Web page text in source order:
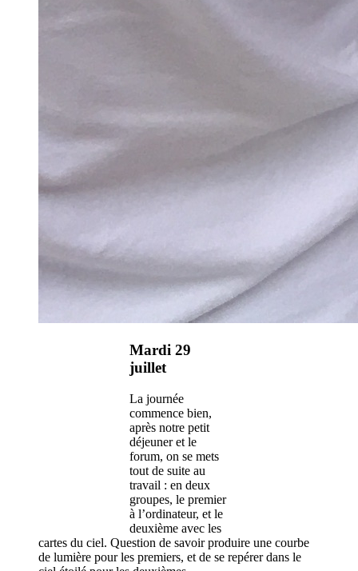
Mardi 29
juillet
La journée
commence bien,
après notre petit
déjeuner et le
forum, on se mets
tout de suite au
travail : en deux
groupes, le premier
à l’ordinateur, et le
deuxième avec les
cartes du ciel. Question de savoir produire une courbe
de lumière pour les premiers, et de se repérer dans le